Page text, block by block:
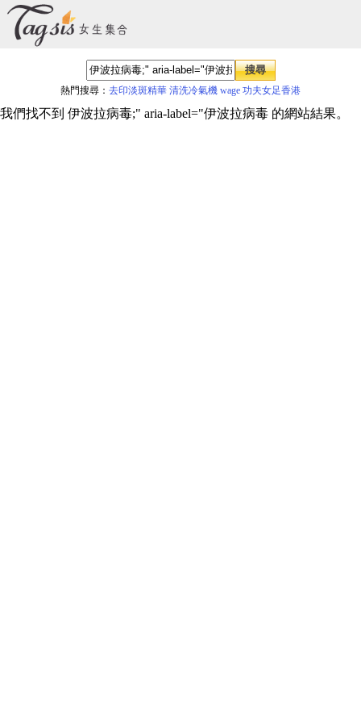
熱門搜尋： 去印淡斑精華 清洗冷氣機 wage 功夫女足香港
我們找不到 伊波拉病毒;" aria-label="伊波拉病毒 的網站結果。